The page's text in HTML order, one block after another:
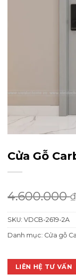
Cửa Gỗ
4.600.000₫
SKU: VDCB-2619-2A
Danh mục: Cửa gỗ
LIÊN HỆ TƯ VẤN